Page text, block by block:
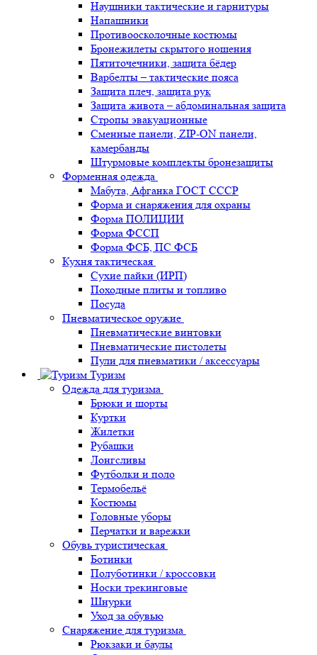
Наушники тактические и гарнитуры
Напашники
Противоосколочные костюмы
Бронежилеты скрытого ношения
Пятиточечники, защита бёдер
Варбелты – тактические пояса
Защита плеч, защита рук
Защита живота – абдоминальная защита
Стропы эвакуационные
Сменные панели, ZIP-ON панели,
камербанды
Штурмовые комплекты бронезащиты
Форменная одежда
Мабута, Афганка ГОСТ СССР
Форма и снаряжения для охраны
Форма ПОЛИЦИИ
Форма ФССП
Форма ФСБ, ПС ФСБ
Кухня тактическая
Сухие пайки (ИРП)
Походные плиты и топливо
Посуда
Пневматическое оружие
Пневматические винтовки
Пневматические пистолеты
Пули для пневматики / аксессуары
Туризм
Одежда для туризма
Брюки и шорты
Куртки
Жилетки
Рубашки
Лонгсливы
Футболки и поло
Термобельё
Костюмы
Головные уборы
Перчатки и варежки
Обувь туристическая
Ботинки
Полуботинки / кроссовки
Носки трекинговые
Шнурки
Уход за обувью
Снаряжение для туризма
Рюкзаки и баулы